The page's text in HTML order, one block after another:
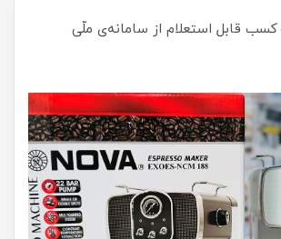
کسب قابل استعلام از سامانه‌ی ملّی